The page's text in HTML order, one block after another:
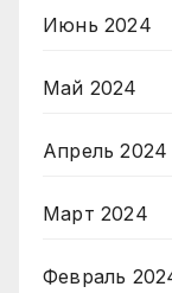
Июнь 2024
Май 2024
Апрель 2024
Март 2024
Февраль